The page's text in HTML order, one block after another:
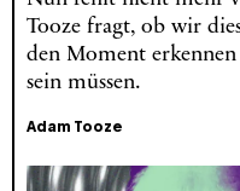
Tooze fragt, ob wir
den Moment
sein müssen.
Adam Tooze